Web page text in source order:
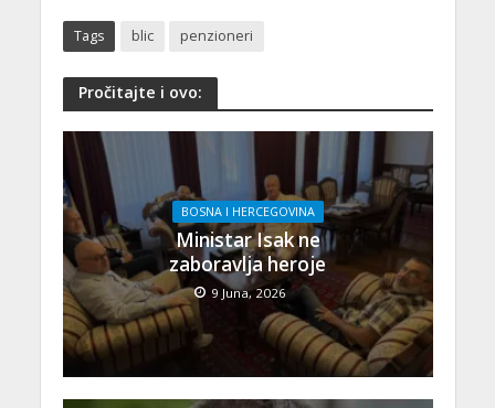
Tags blic penzioneri
Pročitajte i ovo:
BOSNA I HERCEGOVINA
Ministar Isak ne
zaboravlja heroje
9 Juna, 2026